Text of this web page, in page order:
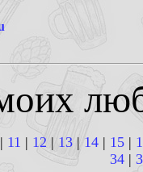
| 11 | 12 | 13 |14 | 15 |
34|